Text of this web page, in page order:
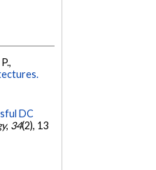
DC
, 34(2), 13